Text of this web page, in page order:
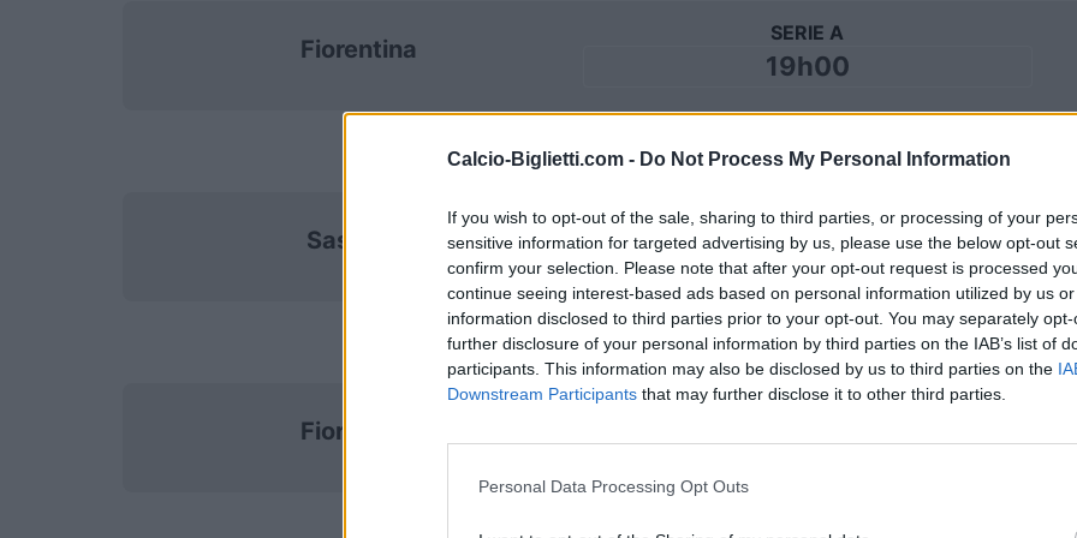
Calcio-Biglietti.com - Do Not Process My Personal Information
If you wish to opt-out of the sale, sharing to third parties, or processing of your
sensitive information for targeted advertising by us, please use the below opt-out
confirm your selection. Please note that after your opt-out request is processed
continue seeing interest-based ads based on personal information utilized by us
information disclosed to third parties prior to your opt-out. You may separately
further disclosure of your personal information by third parties on the IAB’s list of
participants. This information may also be disclosed by us to third parties on the
Downstream Participants that may further disclose it to other third parties.
Personal Data Processing Opt Outs
Fiorentina
SERIE A
19h00
Domenica 01 novembre
Sassuolo
SERIE A
18h00
Domenica 08 novembre
Fiorentina
19h00